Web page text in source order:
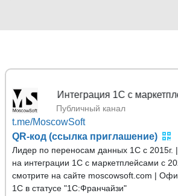
1С | Интеграция 1С с
Публичный канал
t.me/MoscowSoft
QR-код (ссылка приглашение)
Лидер по переносам данных 1С с 2015г.
на интеграции 1С с маркетплейсами с
смотрите на сайте moscowsoft.com |
1С в статусе "1С:Франчайзи"